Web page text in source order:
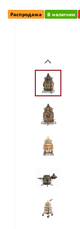
Распродажа В наличии